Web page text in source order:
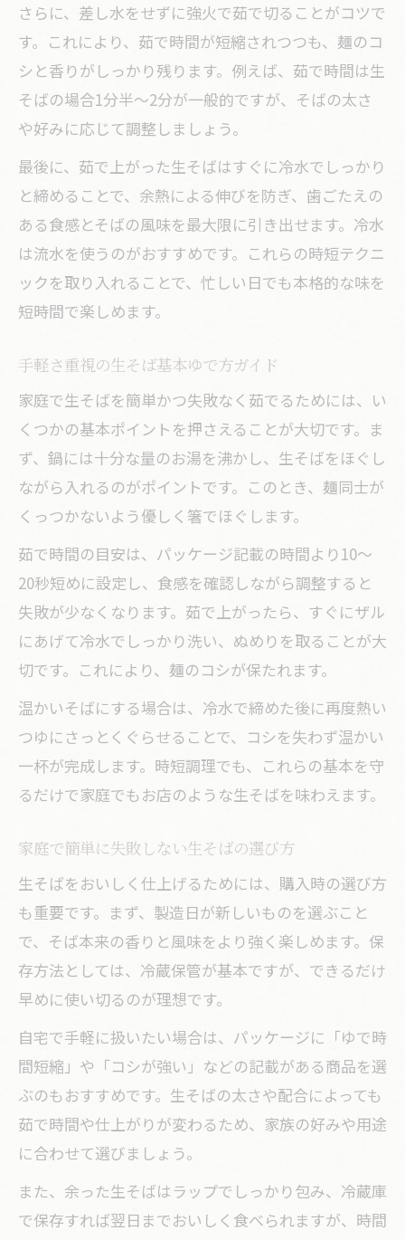
温かい生そばを楽しむ家庭の簡単レシピ術
生そばで作る温かい家庭用かけそばレシ
ピ
シンプル食材で簡単生そば温レシピのコ
ツ
温かい生そばに合う時短つゆレシピを紹
介
生そばの食感が活きる温レシピのポイン
ト
家庭で再現！生そばの温かいアレンジ術
生そばが余った時のおすすめ保存テクニ
ック
失敗しない生そばの再加熱と活用アイデ
ア
生そばのコシを保つ冷蔵・冷凍保存のコ
ツ
余った生そばで簡単アレンジレシピを実
践
生そばの保存期間と家庭での衛生管理法
つゆ不要派へ贈る簡単生そばの食べ方提案
生そばをそのまま味わうアレンジ食べ方
シンプルな具材で生そばの旨みを引き出
す
つゆを使わず生そばを楽しむ簡単レシピ
集
術
生そばの香りを活かす塩や薬味の活用法
時短で生そば本来のコシを守る裏ワザ集
生そばのゆで方裏ワザで失敗を防ぐコツ
家庭で実践できる生そば時短調理ポイン
コシを残す生そばの湯切りと冷水締め術
生そばをふっくら仕上げる時短テクニッ
ク
温かい生そばでもコシを損なわない秘訣
さらに、差し水をせずに強火で茹で切ることがコツで
す。これにより、茹で時間が短縮されつつも、麺のコ
シと香りがしっかり残ります。例えば、茹で時間は生
そばの場合1分半〜2分が一般的ですが、そばの太さ
や好みに応じて調整しましょう。
最後に、茹で上がった生そばはすぐに冷水でしっかり
と締めることで、余熱による伸びを防ぎ、歯ごたえの
ある食感とそばの風味を最大限に引き出せます。冷水
は流水を使うのがおすすめです。これらの時短テクニ
ックを取り入れることで、忙しい日でも本格的な味を
短時間で楽しめます。
手軽さ重視の生そば基本ゆで方ガイド
家庭で生そばを簡単かつ失敗なく茹でるためには、い
くつかの基本ポイントを押さえることが大切です。ま
ず、鍋には十分な量のお湯を沸かし、生そばをほぐし
ながら入れるのがポイントです。このとき、麺同士が
くっつかないよう優しく箸でほぐします。
茹で時間の目安は、パッケージ記載の時間より10〜
20秒短めに設定し、食感を確認しながら調整すると
失敗が少なくなります。茹で上がったら、すぐにザル
にあげて冷水でしっかり洗い、ぬめりを取ることが大
切です。これにより、麺のコシが保たれます。
温かいそばにする場合は、冷水で締めた後に再度熱い
つゆにさっとくぐらせることで、コシを失わず温かい
一杯が完成します。時短調理でも、これらの基本を守
るだけで家庭でもお店のような生そばを味わえます。
家庭で簡単に失敗しない生そばの選び方
生そばをおいしく仕上げるためには、購入時の選び方
も重要です。まず、製造日が新しいものを選ぶこと
で、そば本来の香りと風味をより強く楽しめます。保
存方法としては、冷蔵保管が基本ですが、できるだけ
早めに使い切るのが理想です。
自宅で手軽に扱いたい場合は、パッケージに「ゆで時
間短縮」や「コシが強い」などの記載がある商品を選
ぶのもおすすめです。生そばの太さや配合によっても
茹で時間や仕上がりが変わるため、家族の好みや用途
に合わせて選びましょう。
また、余った生そばはラップでしっかり包み、冷蔵庫
で保存すれば翌日までおいしく食べられますが、時間